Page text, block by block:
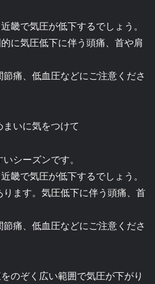
畿で気圧が低下するでしょう。
に気圧低下に伴う頭痛、首や肩
痛、低血圧などにご注意くださ
いに気をつけて
シーズンです。
畿で気圧が低下するでしょう。
ます。気圧低下に伴う頭痛、首
痛、低血圧などにご注意くださ
のぞく広い範囲で気圧が下がり